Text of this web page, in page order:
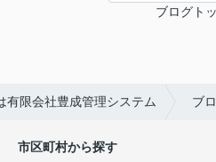
ブログト
有限会社豊成管理システム ブ
市区町村から探す